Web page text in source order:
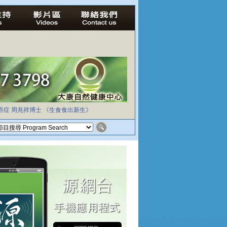
症 周兆祥博士 《生食食出新生》